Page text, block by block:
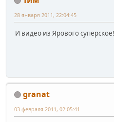
28 января 2011, 22:04:45
И видео из Ярового суперское!
granat
03 февраля 2011, 02:05:41